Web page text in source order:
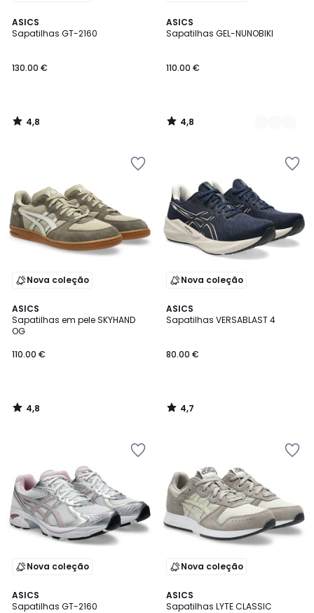
ASICS
Sapatilhas GT-2160
130.00 €
4,8
/ 5
4,8
/
ASICS
Sapatilhas GEL-NUNOBIKI
110.00 €
4,8
/ 5
3
Cores
4,8
/
Nova coleção
ASICS
Sapatilhas em pele SKYHAND
OG
110.00 €
4,8
/ 5
4,8
/
Nova coleção
ASICS
Sapatilhas VERSABLAST 4
80.00 €
4,7
/ 5
4,7
/
Nova coleção
ASICS
Sapatilhas GT-2160
4,9
/ 5
Nova coleção
ASICS
Sapatilhas LYTE CLASSIC
4,8
/ 5